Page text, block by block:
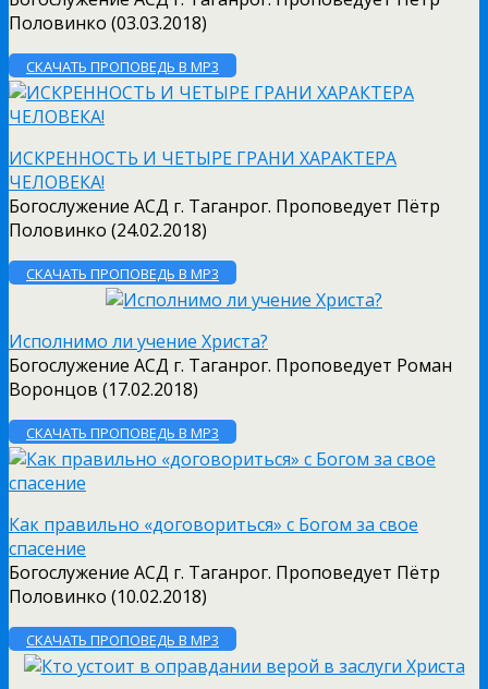
Половинко (03.03.2018)
СКАЧАТЬ ПРОПОВЕДЬ В MP3
ИСКРЕННОСТЬ И ЧЕТЫРЕ ГРАНИ ХАРАКТЕРА
ЧЕЛОВЕКА!
Богослужение АСД г. Таганрог. Проповедует Пётр
Половинко (24.02.2018)
СКАЧАТЬ ПРОПОВЕДЬ В MP3
Исполнимо ли учение Христа?
Богослужение АСД г. Таганрог. Проповедует Роман
Воронцов (17.02.2018)
СКАЧАТЬ ПРОПОВЕДЬ В MP3
Как правильно «договориться» с Богом за свое
спасение
Богослужение АСД г. Таганрог. Проповедует Пётр
Половинко (10.02.2018)
СКАЧАТЬ ПРОПОВЕДЬ В MP3